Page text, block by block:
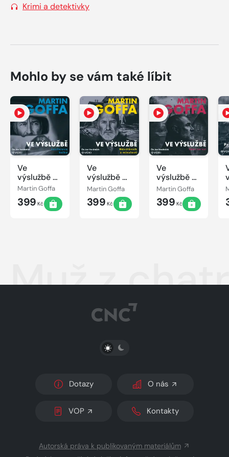
Krimi a detektivky
Mohlo by se vám také líbit
Ve
výslužbě -
Luciferova
holka
Martin Goffa
399 Kč
Ve
výslužbě -
Návštěvník
z minulosti
Martin Goffa
399 Kč
Ve
výslužbě -
Smrt na vsi
Martin Goffa
399 Kč
Muž z
PŘEPNOUT SVĚTLÝ/TMAVÝ REŽIM
Dotazy O nás
VOP Kontakty
Autorská práva k publikovaným materiálům